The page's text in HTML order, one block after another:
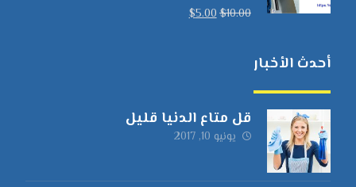
$10.00
$5.00
أحدث الأخبار
قل متاع الدنيا قليل
يونيو 10, 2017